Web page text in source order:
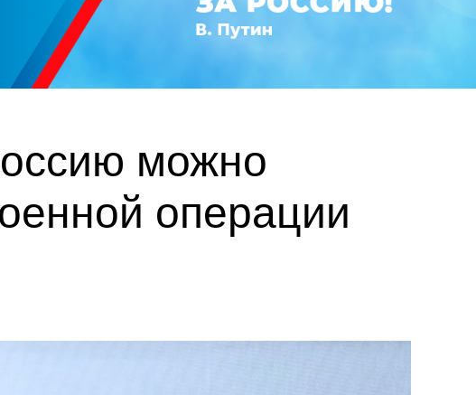
можно
операции